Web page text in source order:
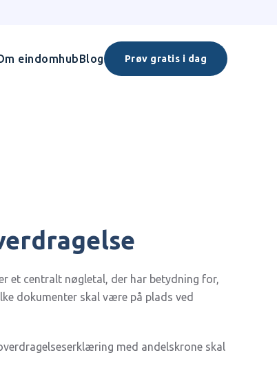
eindomhubBlog Prøv gratis i dag
et centralt nøgletal, der har betydning for,
dokumenter skal være på plads ved
med andelskrone skal